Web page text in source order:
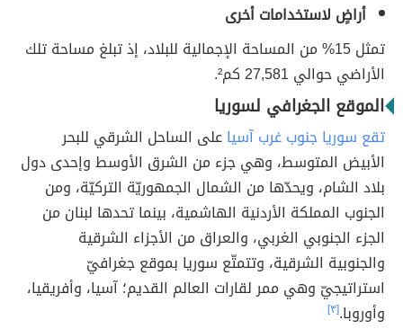
أراضٍ لاستخدامات أخرى
تمثل 15% من المساحة الإجمالية للبلاد، إذ تبلغ مساحة تلك
الأراضي حوالي 27,581 كم².
الموقع الجغرافي لسوريا
تقع سوريا جنوب غرب آسياعلى الساحل الشرقي للبحر
الأبيض المتوسط، وهي جزء من الشرق الأوسط وإحدى دول
بلاد الشام، ويحدّها من الشمال الجمهوريّة التركيّة، ومن
الجنوب المملكة الأردنية الهاشمية، بينما تحدها لبنان من
الجزء الجنوبي الغربي، والعراق من الأجزاء الشرقية
والجنوبية الشرقية، وتتمتّع سوريا بموقع جغرافيّ
استراتيجيّ وهي ممر لقارات العالم القديم؛ آسيا، وأفريقيا،
وأوروبا.[٣]